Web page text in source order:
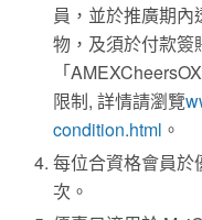
員，並於推廣期
物，及須於付款簽
「
限制, 詳情請瀏覽
condition.html 。
每位合資格會員
次。